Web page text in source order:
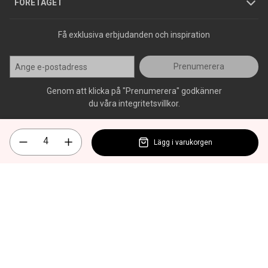
FÖRETAGET
Få exklusiva erbjudanden och inspiration
Prenumerera
Genom att klicka på "Prenumerera" godkänner
du våra integritetsvillkor.
Lägg i varukorgen